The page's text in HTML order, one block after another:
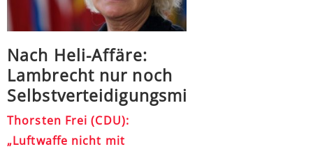
Nach Heli-Affäre:
Lambrecht nur noch
Selbstverteidigungsministerin
Thorsten Frei (CDU):
„Luftwaffe nicht mit